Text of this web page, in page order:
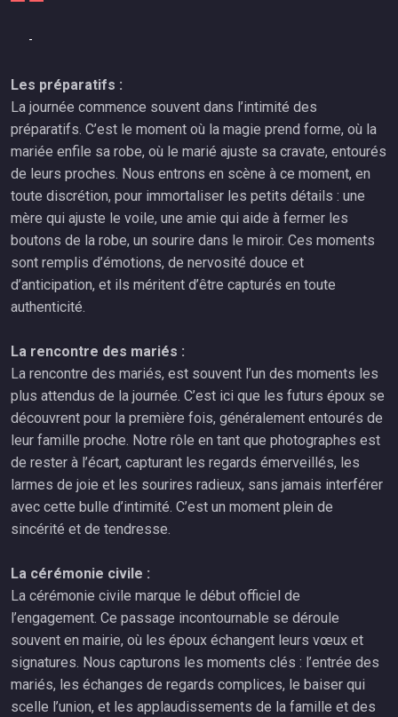
-
Les préparatifs :
La journée commence souvent dans l’intimité des
préparatifs. C’est le moment où la magie prend forme, où la
mariée enfile sa robe, où le marié ajuste sa cravate, entourés
de leurs proches. Nous entrons en scène à ce moment, en
toute discrétion, pour immortaliser les petits détails : une
mère qui ajuste le voile, une amie qui aide à fermer les
boutons de la robe, un sourire dans le miroir. Ces moments
sont remplis d’émotions, de nervosité douce et
d’anticipation, et ils méritent d’être capturés en toute
authenticité.
La rencontre des mariés :
La rencontre des mariés, est souvent l’un des moments les
plus attendus de la journée. C’est ici que les futurs époux se
découvrent pour la première fois, généralement entourés de
leur famille proche. Notre rôle en tant que photographes est
de rester à l’écart, capturant les regards émerveillés, les
larmes de joie et les sourires radieux, sans jamais interférer
avec cette bulle d’intimité. C’est un moment plein de
sincérité et de tendresse.
La cérémonie civile :
La cérémonie civile marque le début officiel de
l’engagement. Ce passage incontournable se déroule
souvent en mairie, où les époux échangent leurs vœux et
signatures. Nous capturons les moments clés : l’entrée des
mariés, les échanges de regards complices, le baiser qui
scelle l’union, et les applaudissements de la famille et des